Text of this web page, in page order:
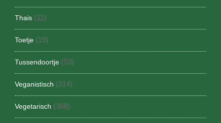
Thais (11)
Toetje (19)
Tussendoortje (53)
Veganistisch (214)
Vegetarisch (368)